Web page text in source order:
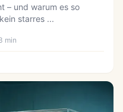
– und warum es so
starres ...
min